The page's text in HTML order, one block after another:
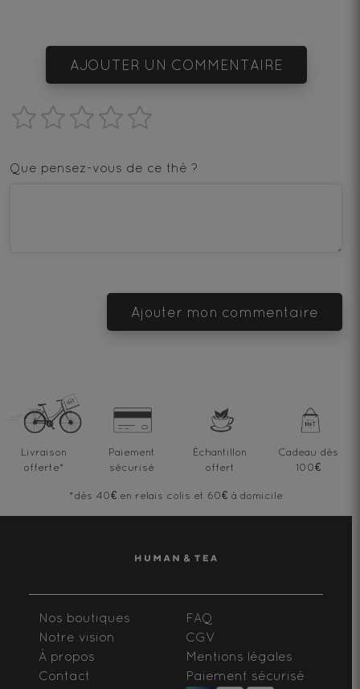
AJOUTER UN COMMENTAIRE
star
—
—
stars
Que pensez-vous de ce thé ?
Ajouter mon commentaire
Livraison
offerte*
Paiement
sécurisé
Échantillon
offert
Cadeau dès
100€
*dès 40€ en relais colis et 60€ à domicile
Nos boutiques
Notre vision
À propos
Contact
FAQ
CGV
Mentions légales
Paiement sécurisé